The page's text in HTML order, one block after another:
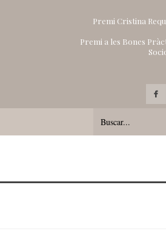
Premi Cristina
Premi a les Bones